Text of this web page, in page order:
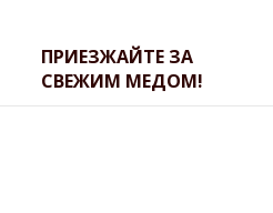
ПРИЕЗЖАЙТЕ ЗА
СВЕЖИМ МЕДОМ!